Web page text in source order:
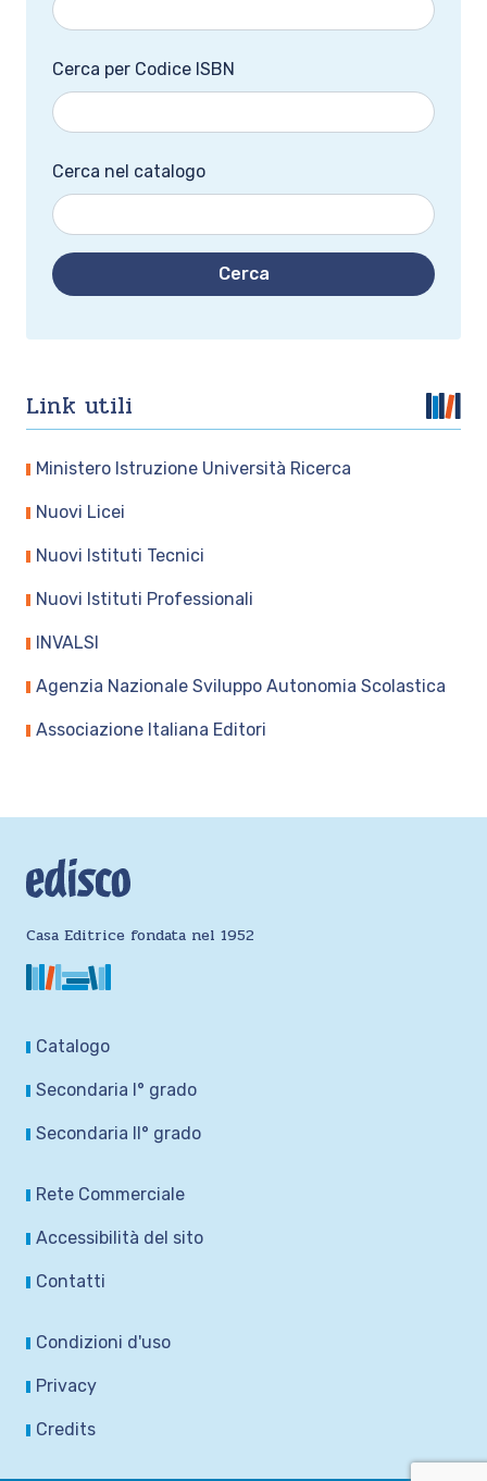
Cerca per Codice ISBN
Cerca nel catalogo
Cerca
Link utili
Ministero Istruzione Università Ricerca
Nuovi Licei
Nuovi Istituti Tecnici
Nuovi Istituti Professionali
INVALSI
Agenzia Nazionale Sviluppo Autonomia Scolastica
Associazione Italiana Editori
Casa Editrice fondata nel 1952
Catalogo
Secondaria I° grado
Secondaria II° grado
Rete Commerciale
Accessibilità del sito
Contatti
Condizioni d'uso
Privacy
Credits